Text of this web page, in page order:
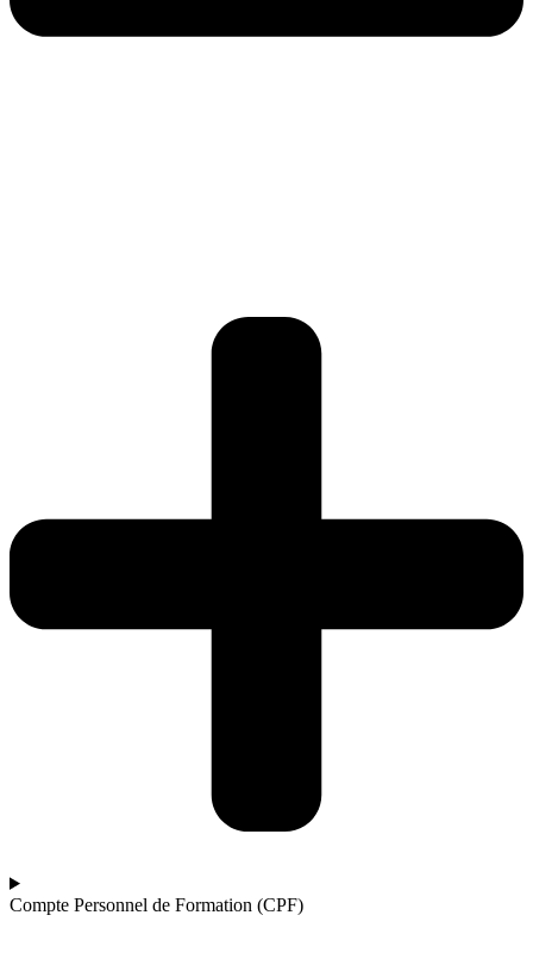
Compte Personnel de Formation (CPF)